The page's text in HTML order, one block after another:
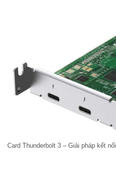
Card Thunderbolt 3 – Giải pháp kết